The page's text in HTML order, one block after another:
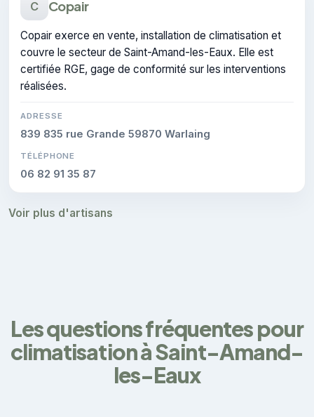
C Copair
Copair exerce en vente, installation de climatisation et
couvre le secteur de Saint-Amand-les-Eaux. Elle est
certifiée RGE, gage de conformité sur les interventions
réalisées.
ADRESSE
839 835 rue Grande 59870 Warlaing
TÉLÉPHONE
06 82 91 35 87
Voir plus d'artisans
Les questions fréquentes pour
climatisation à Saint-Amand-
les-Eaux